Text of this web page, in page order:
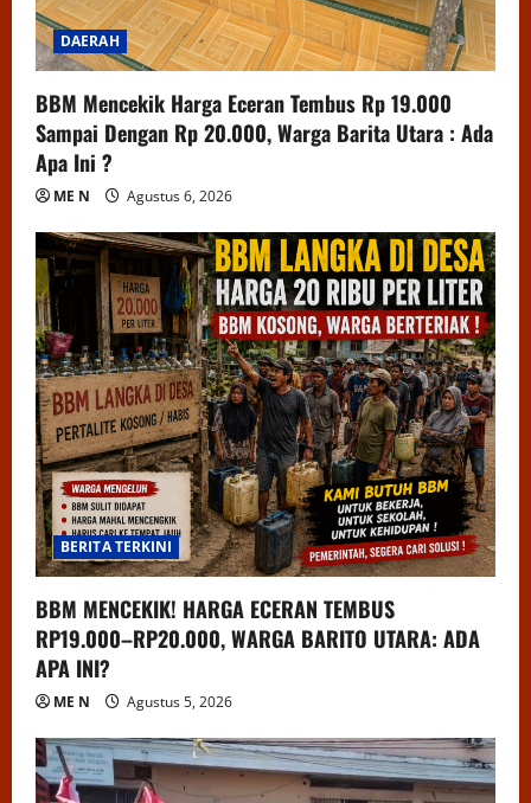
DAERAH
BBM Mencekik Harga Eceran Tembus Rp 19.000
Sampai Dengan Rp 20.000, Warga Barita Utara : Ada
Apa Ini ?
ME N Agustus 6, 2026
BERITA TERKINI
BBM MENCEKIK! HARGA ECERAN TEMBUS
RP19.000–RP20.000, WARGA BARITO UTARA: ADA
APA INI?
ME N Agustus 5, 2026